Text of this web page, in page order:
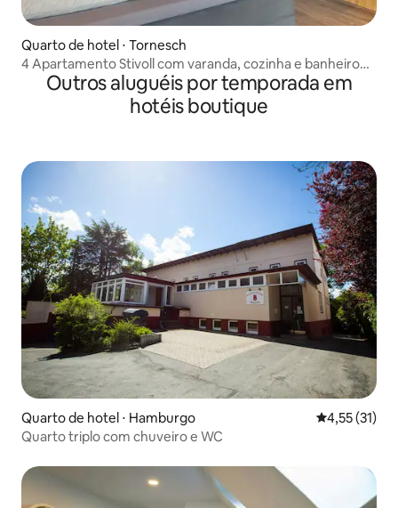
Quarto de hotel ⋅ Tornesch
4 Apartamento Stivoll com varanda, cozinha e banheiro
privativos
Outros aluguéis por temporada em
hotéis boutique
Quarto de hotel ⋅ Hamburgo 4,55 de uma
4,55 (31)
Quarto triplo com chuveiro e WC